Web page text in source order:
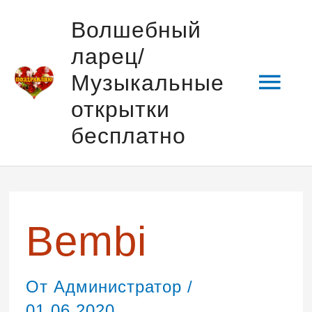
содержимому
Волшебный
ларец/
Музыкальные
открытки
бесплатно
Bembi
От Администратор /